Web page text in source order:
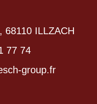
68110 ILLZACH
77 74
group.fr